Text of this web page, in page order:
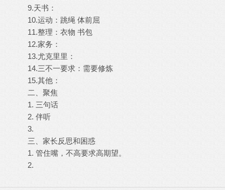
9.天书：
10.运动：跳绳 体前屈
11.整理：衣物 书包
12.家务：
13.尤克里里：
14.三不一要求：需要修炼
15.其他：
二、聚焦
1. 三句话
2. 伴听
3.
三、家长反思和困惑
1. 管住嘴，不高要求高期望。
2.